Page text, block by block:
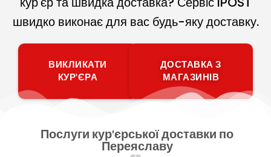
швидко виконає для вас будь-яку доставку.
ВИКЛИКАТИ
КУР'ЄРА
ДОСТАВКА З
МАГАЗИНІВ
Послуги кур'єрської доставки по
Переяславу